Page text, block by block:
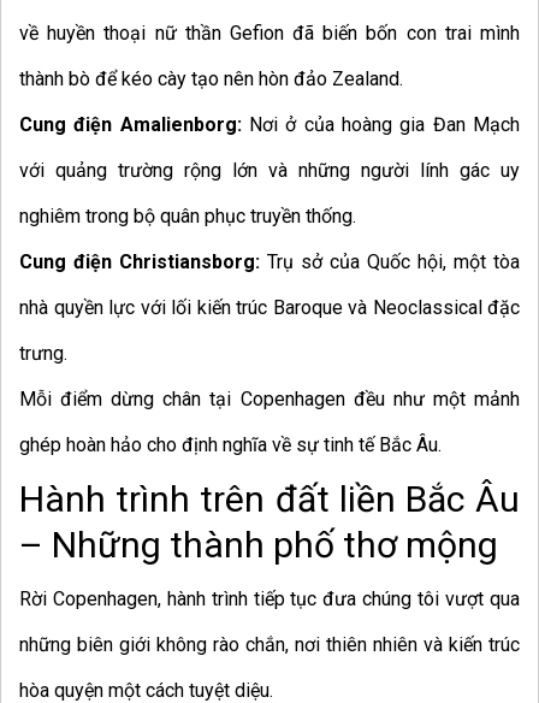
về huyền thoại nữ thần Gefion đã biến bốn con trai mình
thành bò để kéo cày tạo nên hòn đảo Zealand.
Cung điện Amalienborg:Nơi ở của hoàng gia Đan Mạch
với quảng trường rộng lớn và những người lính gác uy
nghiêm trong bộ quân phục truyền thống.
Cung điện Christiansborg: Trụ sở của Quốc hội, một tòa
nhà quyền lực với lối kiến trúc Baroque và Neoclassical đặc
trưng.
Mỗi điểm dừng chân tại Copenhagen đều như một mảnh
ghép hoàn hảo cho định nghĩa về sự tinh tế Bắc Âu.
Hành trình trên đất liền Bắc Âu
– Những thành phố thơ mộng
Rời Copenhagen, hành trình tiếp tục đưa chúng tôi vượt qua
những biên giới không rào chắn, nơi thiên nhiên và kiến trúc
hòa quyện một cách tuyệt diệu.